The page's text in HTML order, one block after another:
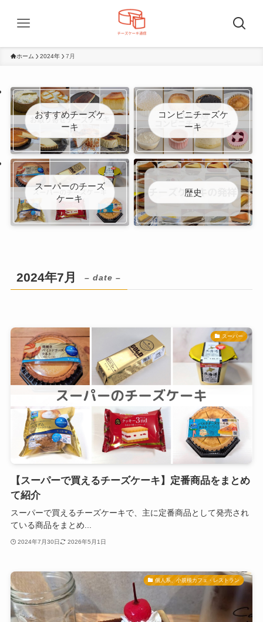
ホーム 2024年 7月
おすすめチーズケ
ーキ
コンビニチーズケ
ーキ
スーパーのチーズ
ケーキ
歴史
2024年7月 – date –
スーパー
【スーパーで買えるチーズケーキ】定番商品をまとめ
て紹介
スーパーで買えるチーズケーキで、主に定番商品として発売され
ている商品をまとめ...
2024年7月30日 2026年5月1日
個人系、小規模カフェ・レストラン